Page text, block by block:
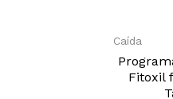
Caída
Fitoxil